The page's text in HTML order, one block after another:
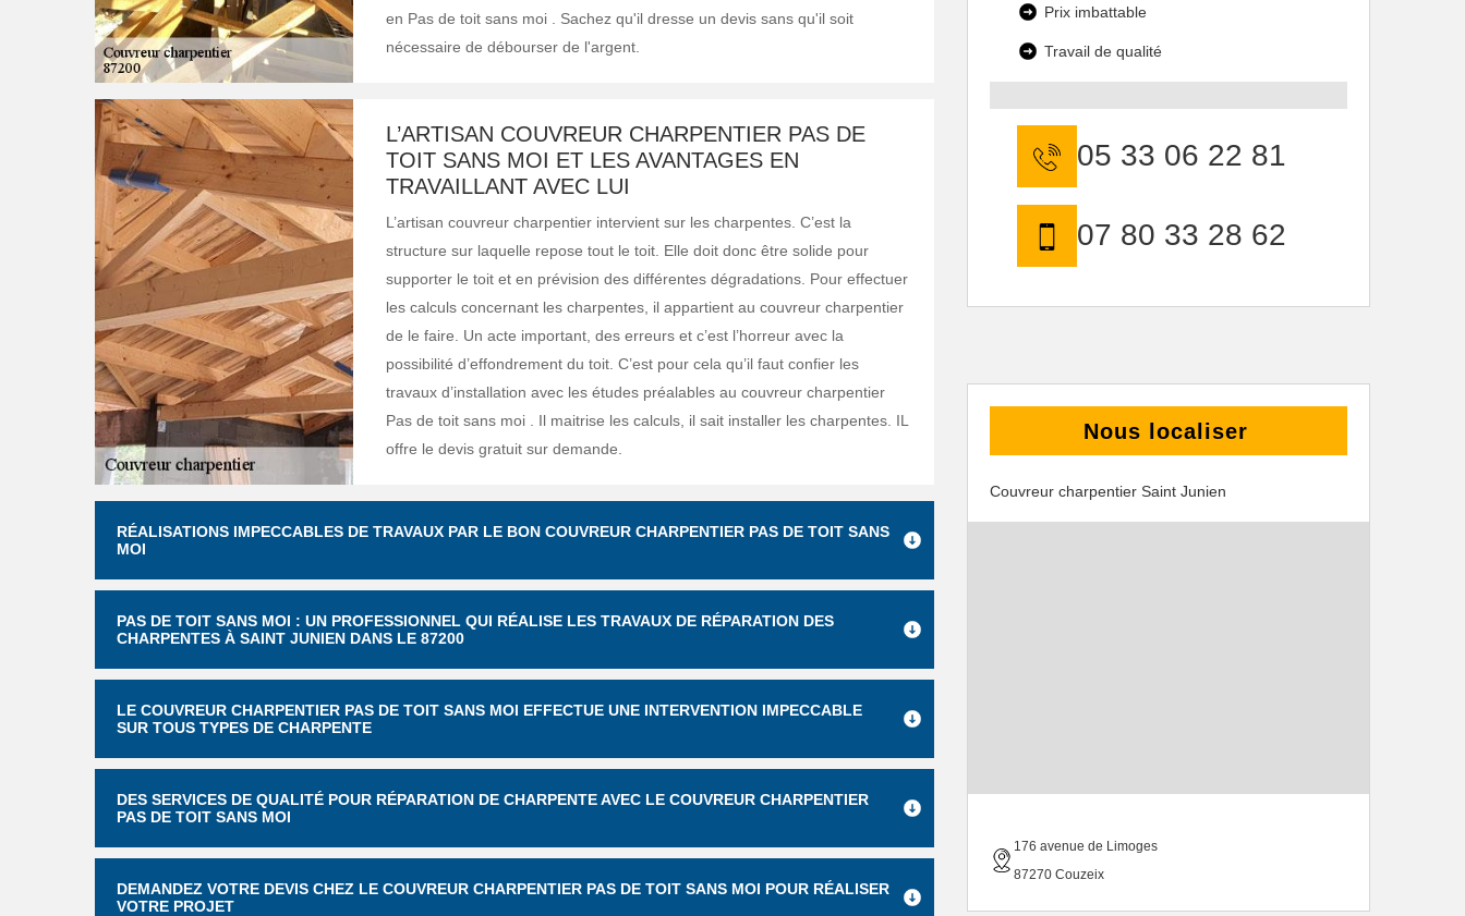
en Pas de toit sans moi . Sachez qu'il dresse un devis sans qu'il soit
nécessaire de débourser de l'argent.
L’ARTISAN COUVREUR CHARPENTIER PAS DE
TOIT SANS MOI ET LES AVANTAGES EN
TRAVAILLANT AVEC LUI
L’artisan couvreur charpentier intervient sur les charpentes. C’est la
structure sur laquelle repose tout le toit. Elle doit donc être solide pour
supporter le toit et en prévision des différentes dégradations. Pour effectuer
les calculs concernant les charpentes, il appartient au couvreur charpentier
de le faire. Un acte important, des erreurs et c’est l’horreur avec la
possibilité d’effondrement du toit. C’est pour cela qu’il faut confier les
travaux d’installation avec les études préalables au couvreur charpentier
Pas de toit sans moi . Il maitrise les calculs, il sait installer les charpentes. IL
offre le devis gratuit sur demande.
RÉALISATIONS IMPECCABLES DE TRAVAUX PAR LE BON COUVREUR CHARPENTIER PAS DE TOIT SANS
MOI
PAS DE TOIT SANS MOI : UN PROFESSIONNEL QUI RÉALISE LES TRAVAUX DE RÉPARATION DES
CHARPENTES À SAINT JUNIEN DANS LE 87200
LE COUVREUR CHARPENTIER PAS DE TOIT SANS MOI EFFECTUE UNE INTERVENTION IMPECCABLE
SUR TOUS TYPES DE CHARPENTE
DES SERVICES DE QUALITÉ POUR RÉPARATION DE CHARPENTE AVEC LE COUVREUR CHARPENTIER
PAS DE TOIT SANS MOI
DEMANDEZ VOTRE DEVIS CHEZ LE COUVREUR CHARPENTIER PAS DE TOIT SANS MOI POUR RÉALISER
VOTRE PROJET
Prix imbattable
Travail de qualité
05 33 06 22 81
07 80 33 28 62
Nous localiser
Couvreur charpentier Saint Junien
176 avenue de Limoges
87270 Couzeix